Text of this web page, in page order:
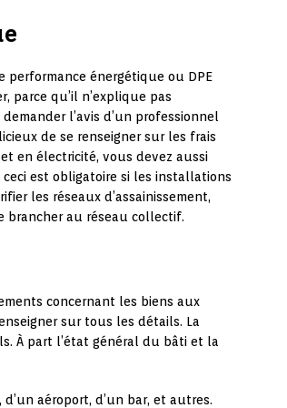
énergétique ou DPE
parce qu’il n’explique pas
l’avis d’un professionnel
de se renseigner sur les frais
en électricité, vous devez aussi
est obligatoire si les installations
les réseaux d’assainissement,
brancher au réseau collectif.
concernant les biens aux
sur tous les détails. La
À part l’état général du bâti et la
aéroport, d’un bar, et autres.